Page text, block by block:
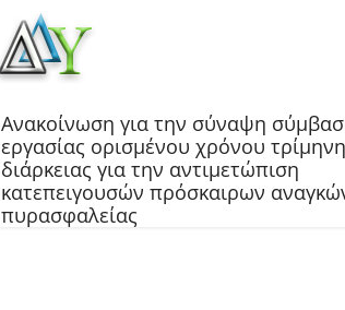
Ανακοίνωση για την σύναψη
εργασίας ορισμένου χρόνου
διάρκειας για την αντιμετώπιση
κατεπειγουσών πρόσκαιρων
πυρασφαλείας